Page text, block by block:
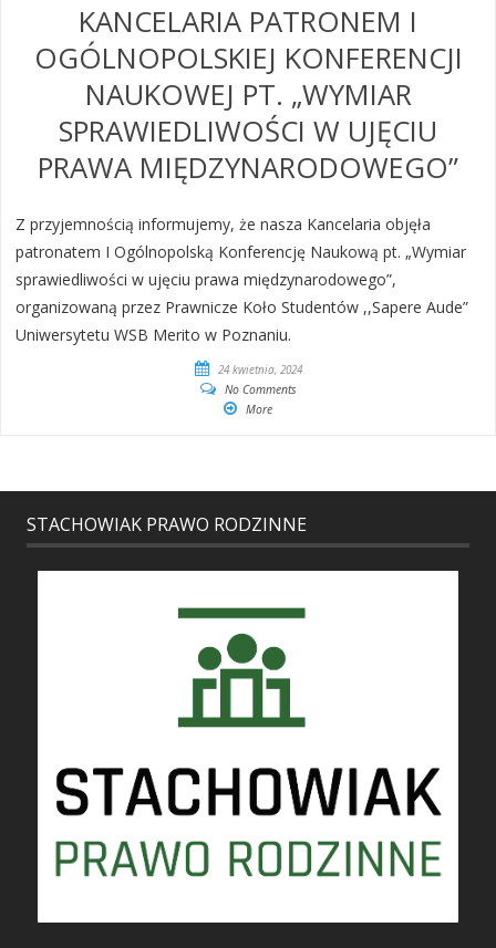
KANCELARIA PATRONEM I
OGÓLNOPOLSKIEJ KONFERENCJI
NAUKOWEJ PT. „WYMIAR
SPRAWIEDLIWOŚCI W UJĘCIU
PRAWA MIĘDZYNARODOWEGO”
Z przyjemnością informujemy, że nasza Kancelaria objęła
patronatem I Ogólnopolską Konferencję Naukową pt. „Wymiar
sprawiedliwości w ujęciu prawa międzynarodowego”,
organizowaną przez Prawnicze Koło Studentów ,,Sapere Aude”
Uniwersytetu WSB Merito w Poznaniu.
24 kwietnia, 2024
No Comments
More
STACHOWIAK PRAWO RODZINNE